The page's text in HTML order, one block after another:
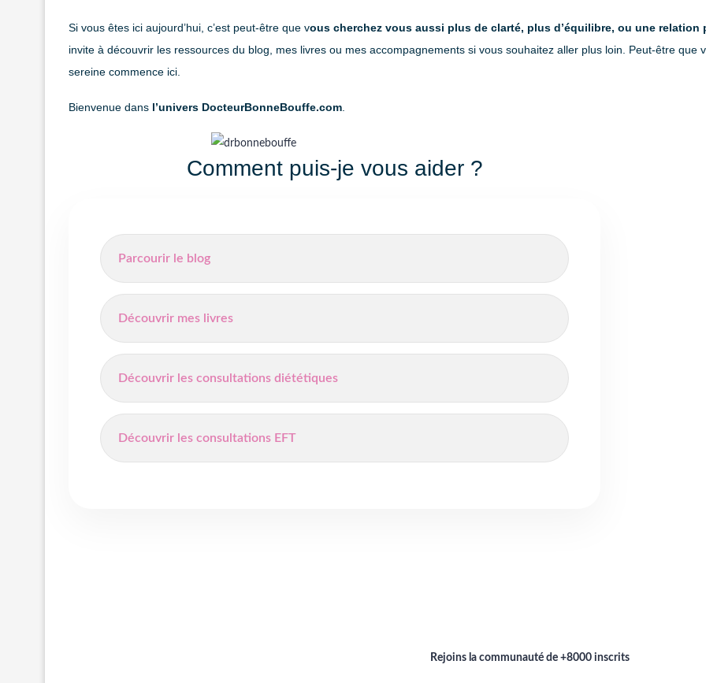
Si vous êtes ici aujourd’hui, c’est peut-être que vous cherchez vous aussi plus de clarté, plus d’équilibre, ou une
invite à découvrir les ressources du blog, mes livres ou mes accompagnements si vous souhaitez aller plus loin. Peut-être que
sereine commence ici.
Bienvenue dans l’univers DocteurBonneBouffe.com.
Comment puis-je vous aider ?
Parcourir le blog
Découvrir mes livres
Découvrir les consultations diététiques
Découvrir les consultations EFT
Rejoins la communauté de +8000 inscrits